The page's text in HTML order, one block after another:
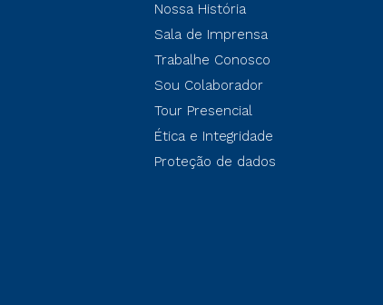
Nossa História
Sala de Imprensa
Trabalhe Conosco
Sou Colaborador
Tour Presencial
Ética e Integridade
Proteção de dados